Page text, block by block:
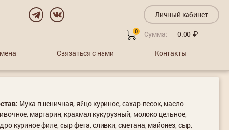
Личный кабинет
0 Сумма: 0.00
Связаться с нами Контакты
Мука пшеничная, яйцо куриное, сахар-песок, масло
маргарин, крахмал кукурузный, молоко цельное,
куриное филе, сыр фета, сливки, сметана, майонез, сыр,